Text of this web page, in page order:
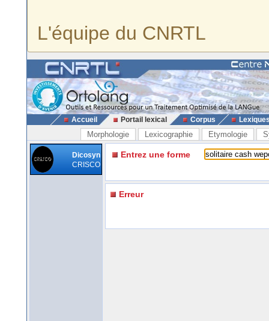
L'équipe du CNRTL
Accueil Portail lexical Corpus
Morphologie Lexicographie Etymologie
Dicosyn
CRISCO
Entrez une forme
Erreur